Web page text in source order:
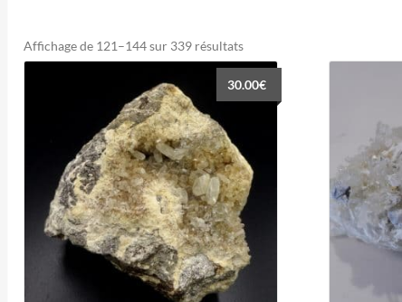
Affichage de 121–144 sur 339 résultatsTrié
du
plus
récent
ancien
30.00€